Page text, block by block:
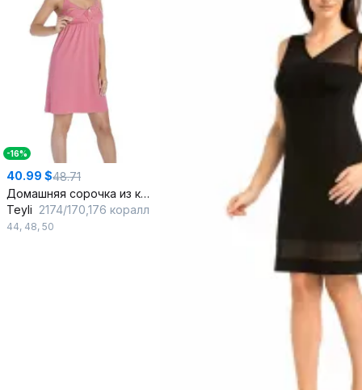
-16%
40.99 $48.71
Домашняя сорочка из кружев и трикотажа с сборкой
Teyli 2174/170,176 коралл
44, 48, 50